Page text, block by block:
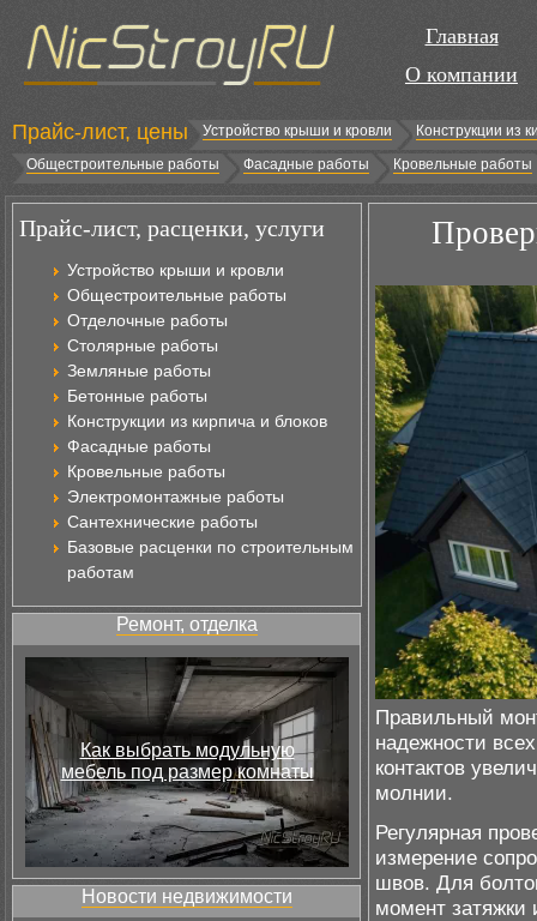
Главная
О компании
Прайс-лист, цены Устройство крыши и кровли
Конструкции из
Общестроительные работы
Фасадные работы Кровельные работы
Прайс-лист, расценки, услуги
Устройство крыши и кровли
Общестроительные работы
Отделочные работы
Столярные работы
Земляные работы
Бетонные работы
Конструкции из кирпича и блоков
Фасадные работы
Кровельные работы
Электромонтажные работы
Сантехнические работы
Базовые расценки по строительным
работам
Ремонт, отделка
Как выбрать модульную
мебель под размер комнаты
Новости недвижимости
Правильный
надежности
контактов
молнии.
Регулярная
измерение
швов. Для
момент затяжки